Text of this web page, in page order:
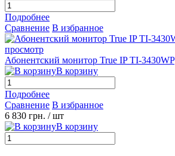
Подробнее
Сравнение В избранное
просмотр
Абонентский монитор True IP TI-3430WP
В корзину
Подробнее
Сравнение В избранное
6 830 грн. / шт
В корзину